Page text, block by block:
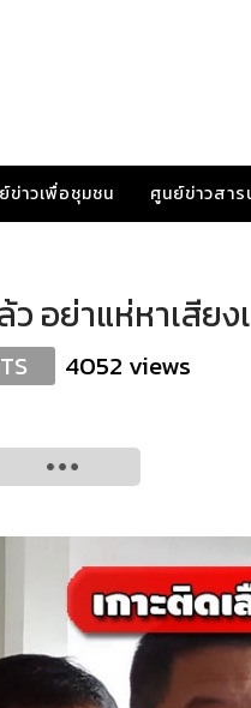
ข่าวเพื่อชุมชน ศูนย์ข่าวสา
อย่าแห่หาเสีย
4052 views